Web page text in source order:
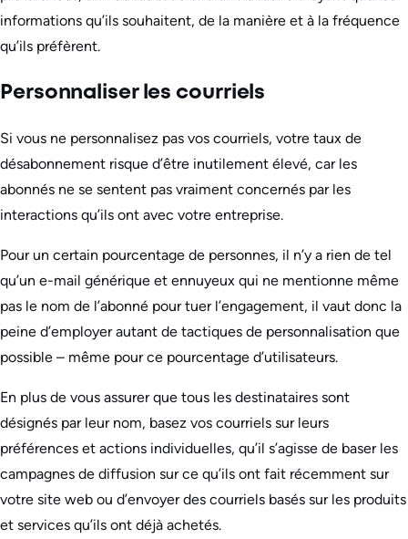
informations qu’ils souhaitent, de la manière et à la fréquence
qu’ils préfèrent.
Personnaliser les courriels
Si vous ne personnalisez pas vos courriels, votre taux de
désabonnement risque d’être inutilement élevé, car les
abonnés ne se sentent pas vraiment concernés par les
interactions qu’ils ont avec votre entreprise.
Pour un certain pourcentage de personnes, il n’y a rien de tel
qu’un e-mail générique et ennuyeux qui ne mentionne même
pas le nom de l’abonné pour tuer l’engagement, il vaut donc la
peine d’employer autant de tactiques de personnalisation que
possible – même pour ce pourcentage d’utilisateurs.
En plus de vous assurer que tous les destinataires sont
désignés par leur nom, basez vos courriels sur leurs
préférences et actions individuelles, qu’il s’agisse de baser les
campagnes de diffusion sur ce qu’ils ont fait récemment sur
votre site web ou d’envoyer des courriels basés sur les produits
et services qu’ils ont déjà achetés.